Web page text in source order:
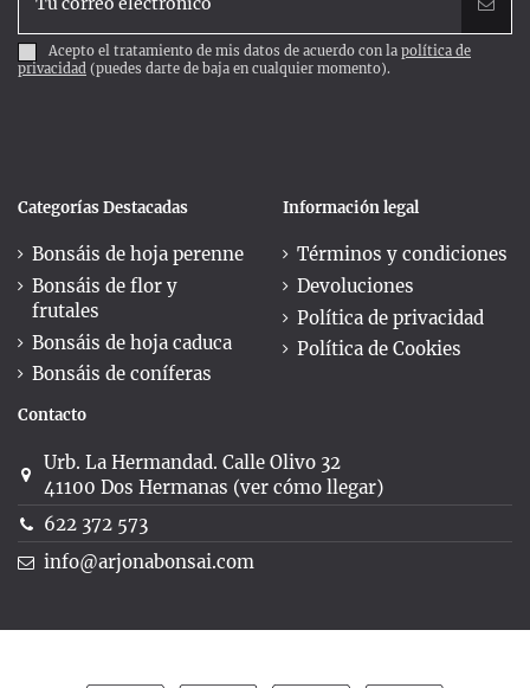
Acepto el tratamiento de mis datos de acuerdo con la política de
privacidad (puedes darte de baja en cualquier momento).
Categorías Destacadas
Bonsáis de hoja perenne
Bonsáis de flor y
frutales
Bonsáis de hoja caduca
Bonsáis de coníferas
Información legal
Términos y condiciones
Devoluciones
Política de privacidad
Política de Cookies
Contacto
Urb. La Hermandad. Calle Olivo 32
41100 Dos Hermanas (ver cómo llegar)
622 372 573
info@arjonabonsai.com